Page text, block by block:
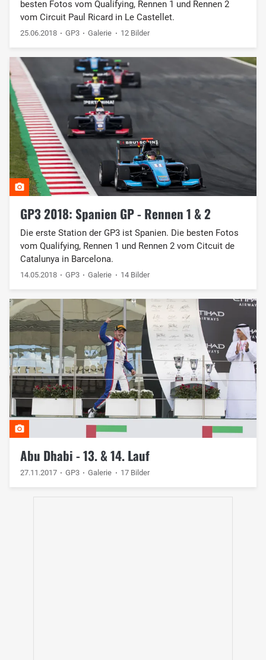
besten Fotos vom Qualifying, Rennen 1 und Rennen 2
vom Circuit Paul Ricard in Le Castellet.
25.06.2018 GP3 Galerie 12 Bilder
GP3 2018: Spanien GP - Rennen 1 & 2
Die erste Station der GP3 ist Spanien. Die besten Fotos
vom Qualifying, Rennen 1 und Rennen 2 vom Citcuit de
Catalunya in Barcelona.
14.05.2018 GP3 Galerie 14 Bilder
Abu Dhabi - 13. & 14. Lauf
27.11.2017 GP3 Galerie 17 Bilder